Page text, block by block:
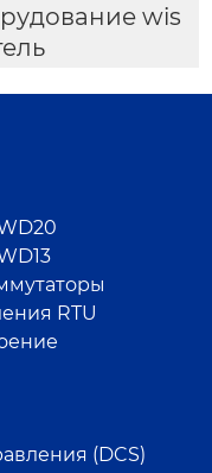
wis
RTU
(DCS)